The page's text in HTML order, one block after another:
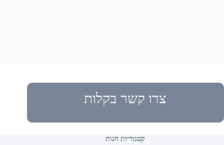
צרו קשר בקלות
קטגוריות חנות